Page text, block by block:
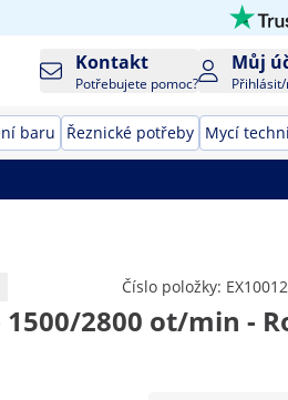
Kontakt
Potřebujete pomoc?
Můj
baru Řeznické potřeby Mycí
Číslo položky:
2800 ot/min -